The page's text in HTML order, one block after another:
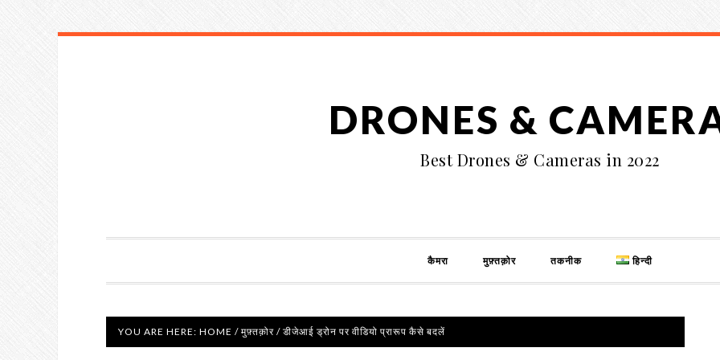
DRONES &
Best Drones & Cameras in 2022
कैमरा मुफ़्तक़ोर तकनीक हिन्दी
YOU ARE HERE: HOME / मुफ़्तक़ोर / डीजेआई ड्रोन पर वीडियो प्रारूप कैसे बदलें